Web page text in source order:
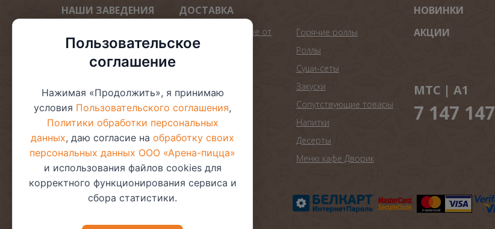
НАШИ ЗАВЕДЕНИЯ
Золотой Лев
Арена Десерто
ВИКТОРИЯ
Дворик
ДОСТАВКА
Подарок при заказе от
45.00р
Пиццы 24 см
Комбо
Ролл дог
Суши бургер
Горячие роллы
Роллы
Суши-сеты
Закуски
Сопутствующие товары
Напитки
Десерты
Меню кафе Дворик
НОВИНКИ
АКЦИИ
МТС | A1
7 147 147
Пользовательское
соглашение
Нажимая «Продолжить», я принимаю
условия Пользовательского соглашения,
Политики обработки персональных
данных, даю согласие на обработку своих
персональных данных ООО «Арена-пицца»
и использования файлов cookies для
корректного функционирования сервиса и
сбора статистики.